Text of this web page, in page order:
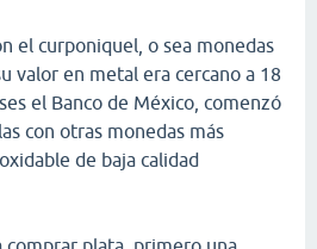
el curponiquel, o sea monedas
valor en metal era cercano a 18
el Banco de México, comenzó
con otras monedas más
de baja calidad